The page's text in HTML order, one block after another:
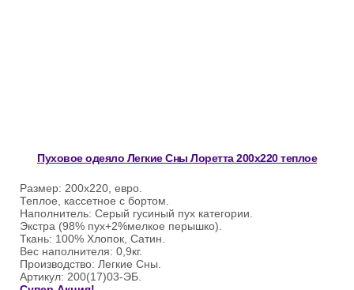
Пуховое одеяло Легкие Сны Лоретта 200х220 теплое
Размер: 200х220, евро.
Теплое, кассетное с бортом.
Наполнитель: Серый гусиный пух категории.
Экстра (98% пух+2%мелкое перышко).
Ткань: 100% Хлопок, Сатин.
Вес наполнителя: 0,9кг.
Производство: Легкие Сны.
Артикул: 200(17)03-ЭБ.